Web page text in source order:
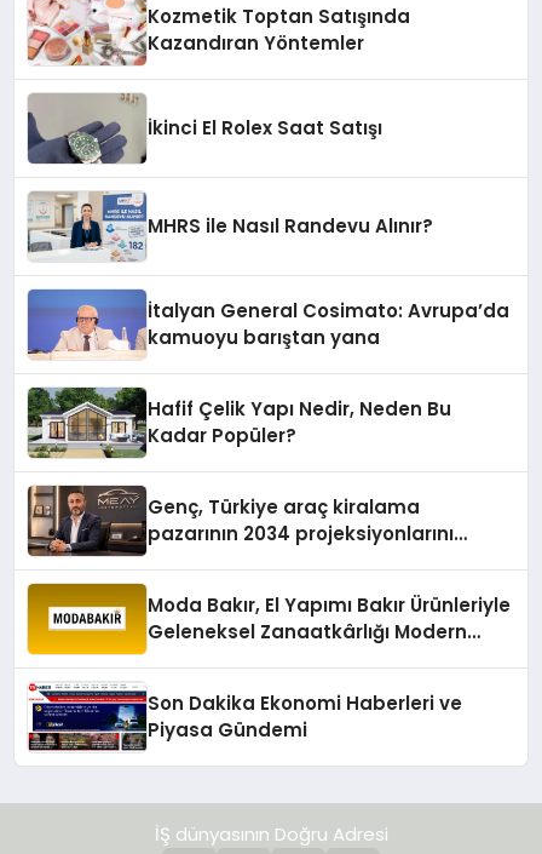
Kozmetik Toptan Satışında
Kazandıran Yöntemler
İkinci El Rolex Saat Satışı
MHRS ile Nasıl Randevu Alınır?
İtalyan General Cosimato: Avrupa’da
kamuoyu barıştan yana
Hafif Çelik Yapı Nedir, Neden Bu
Kadar Popüler?
Genç, Türkiye araç kiralama
pazarının 2034 projeksiyonlarını
Moda Bakır, El Yapımı Bakır Ürünleriyle
Geleneksel Zanaatkârlığı Modern
Son Dakika Ekonomi Haberleri ve
Piyasa Gündemi
İŞ dünyasının Doğru Adresi